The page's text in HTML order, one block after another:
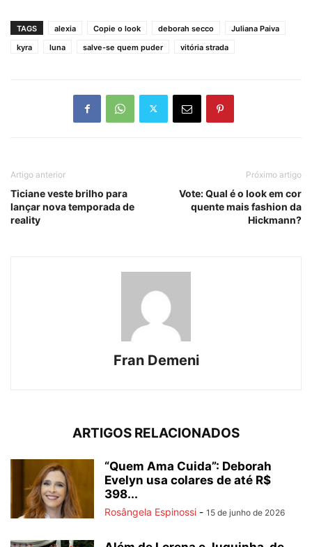
TAGS alexia Copie o look deborah secco
Juliana Paiva
kyra
luna salve-se quem puder vitória strada
Artigo anterior
Ticiane veste brilho para
lançar nova temporada de
reality
Próximo artigo
Vote: Qual é o look em cor
quente mais fashion da
Hickmann?
Fran Demeni
ARTIGOS RELACIONADOS
“Quem Ama Cuida”: Deborah
Evelyn usa colares de até R$
398...
Rosângela Espinossi - 15 de junho de 2026